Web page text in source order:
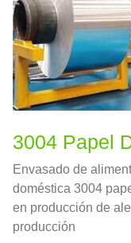
3004 Papel
Envasado de
doméstica 3004
en producción de
producción